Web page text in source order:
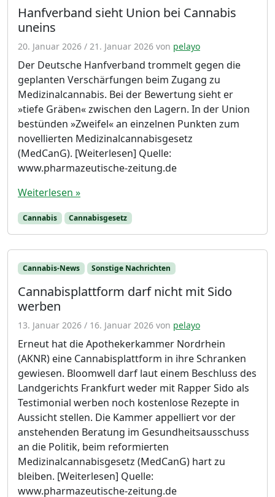
Hanfverband sieht Union bei Cannabis
uneins
20. Januar 2026 / 21. Januar 2026 von pelayo
Der Deutsche Hanfverband trommelt gegen die
geplanten Verschärfungen beim Zugang zu
Medizinalcannabis. Bei der Bewertung sieht er
»tiefe Gräben« zwischen den Lagern. In der Union
bestünden »Zweifel« an einzelnen Punkten zum
novellierten Medizinalcannabisgesetz
(MedCanG). [Weiterlesen] Quelle:
www.pharmazeutische-zeitung.de
Weiterlesen »
Cannabis Cannabisgesetz
Cannabis-News Sonstige Nachrichten
Cannabisplattform darf nicht mit Sido
werben
13. Januar 2026 / 16. Januar 2026 von pelayo
Erneut hat die Apothekerkammer Nordrhein
(AKNR) eine Cannabisplattform in ihre Schranken
gewiesen. Bloomwell darf laut einem Beschluss des
Landgerichts Frankfurt weder mit Rapper Sido als
Testimonial werben noch kostenlose Rezepte in
Aussicht stellen. Die Kammer appelliert vor der
anstehenden Beratung im Gesundheitsausschuss
an die Politik, beim reformierten
Medizinalcannabisgesetz (MedCanG) hart zu
bleiben. [Weiterlesen] Quelle:
www.pharmazeutische-zeitung.de